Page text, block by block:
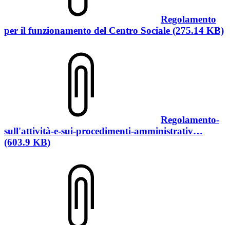
Regolamento
per il funzionamento del Centro Sociale (275.14 KB)
Regolamento-
sull'attività-e-sui-procedimenti-amministrativ…
(603.9 KB)